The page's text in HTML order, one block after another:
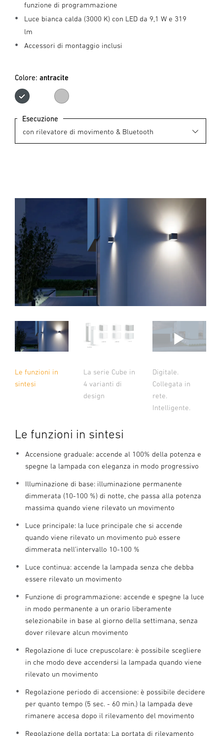
funzione di programmazione
Luce bianca calda (3000 K) con LED da 9,1 W e 319
lm
Accessori di montaggio inclusi
Colore: antracite
antraciteargento
Esecuzione
Le funzioni in
sintesi
La serie Cube in
4 varianti di
design
Digitale.
Collegata in
rete.
Intelligente.
Le funzioni in sintesi
Accensione graduale: accende al 100% della potenza e
spegne la lampada con eleganza in modo progressivo
Illuminazione di base: illuminazione permanente
dimmerata (10-100 %) di notte, che passa alla potenza
massima quando viene rilevato un movimento
Luce principale: la luce principale che si accende
quando viene rilevato un movimento può essere
dimmerata nell’intervallo 10-100 %
Luce continua: accende la lampada senza che debba
essere rilevato un movimento
Funzione di programmazione: accende e spegne la luce
in modo permanente a un orario liberamente
selezionabile in base al giorno della settimana, senza
dover rilevare alcun movimento
Regolazione di luce crepuscolare: è possibile scegliere
in che modo deve accendersi la lampada quando viene
rilevato un movimento
Regolazione periodo di accensione: è possibile decidere
per quanto tempo (5 sec. - 60 min.) la lampada deve
rimanere accesa dopo il rilevamento del movimento
Regolazione della portata: La portata di rilevamento